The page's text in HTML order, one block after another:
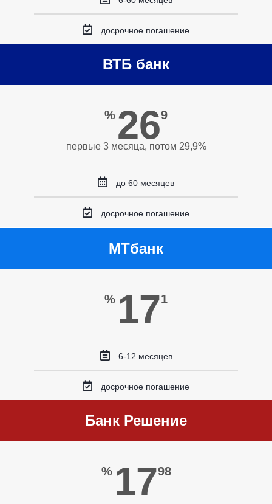
досрочное погашение
ВТБ банк
% 269
первые 3 месяца, потом 29,9%
до 60 месяцев
досрочное погашение
МТбанк
% 171
6-12 месяцев
досрочное погашение
Банк Решение
% 1798